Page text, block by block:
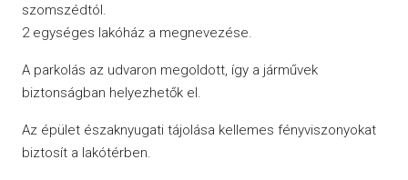
szomszédtól.
2 egységes lakóház a megnevezése.
A parkolás az udvaron megoldott, így a járművek
biztonságban helyezhetők el.
Az épület északnyugati tájolása kellemes fényviszonyokat
biztosít a lakótérben.